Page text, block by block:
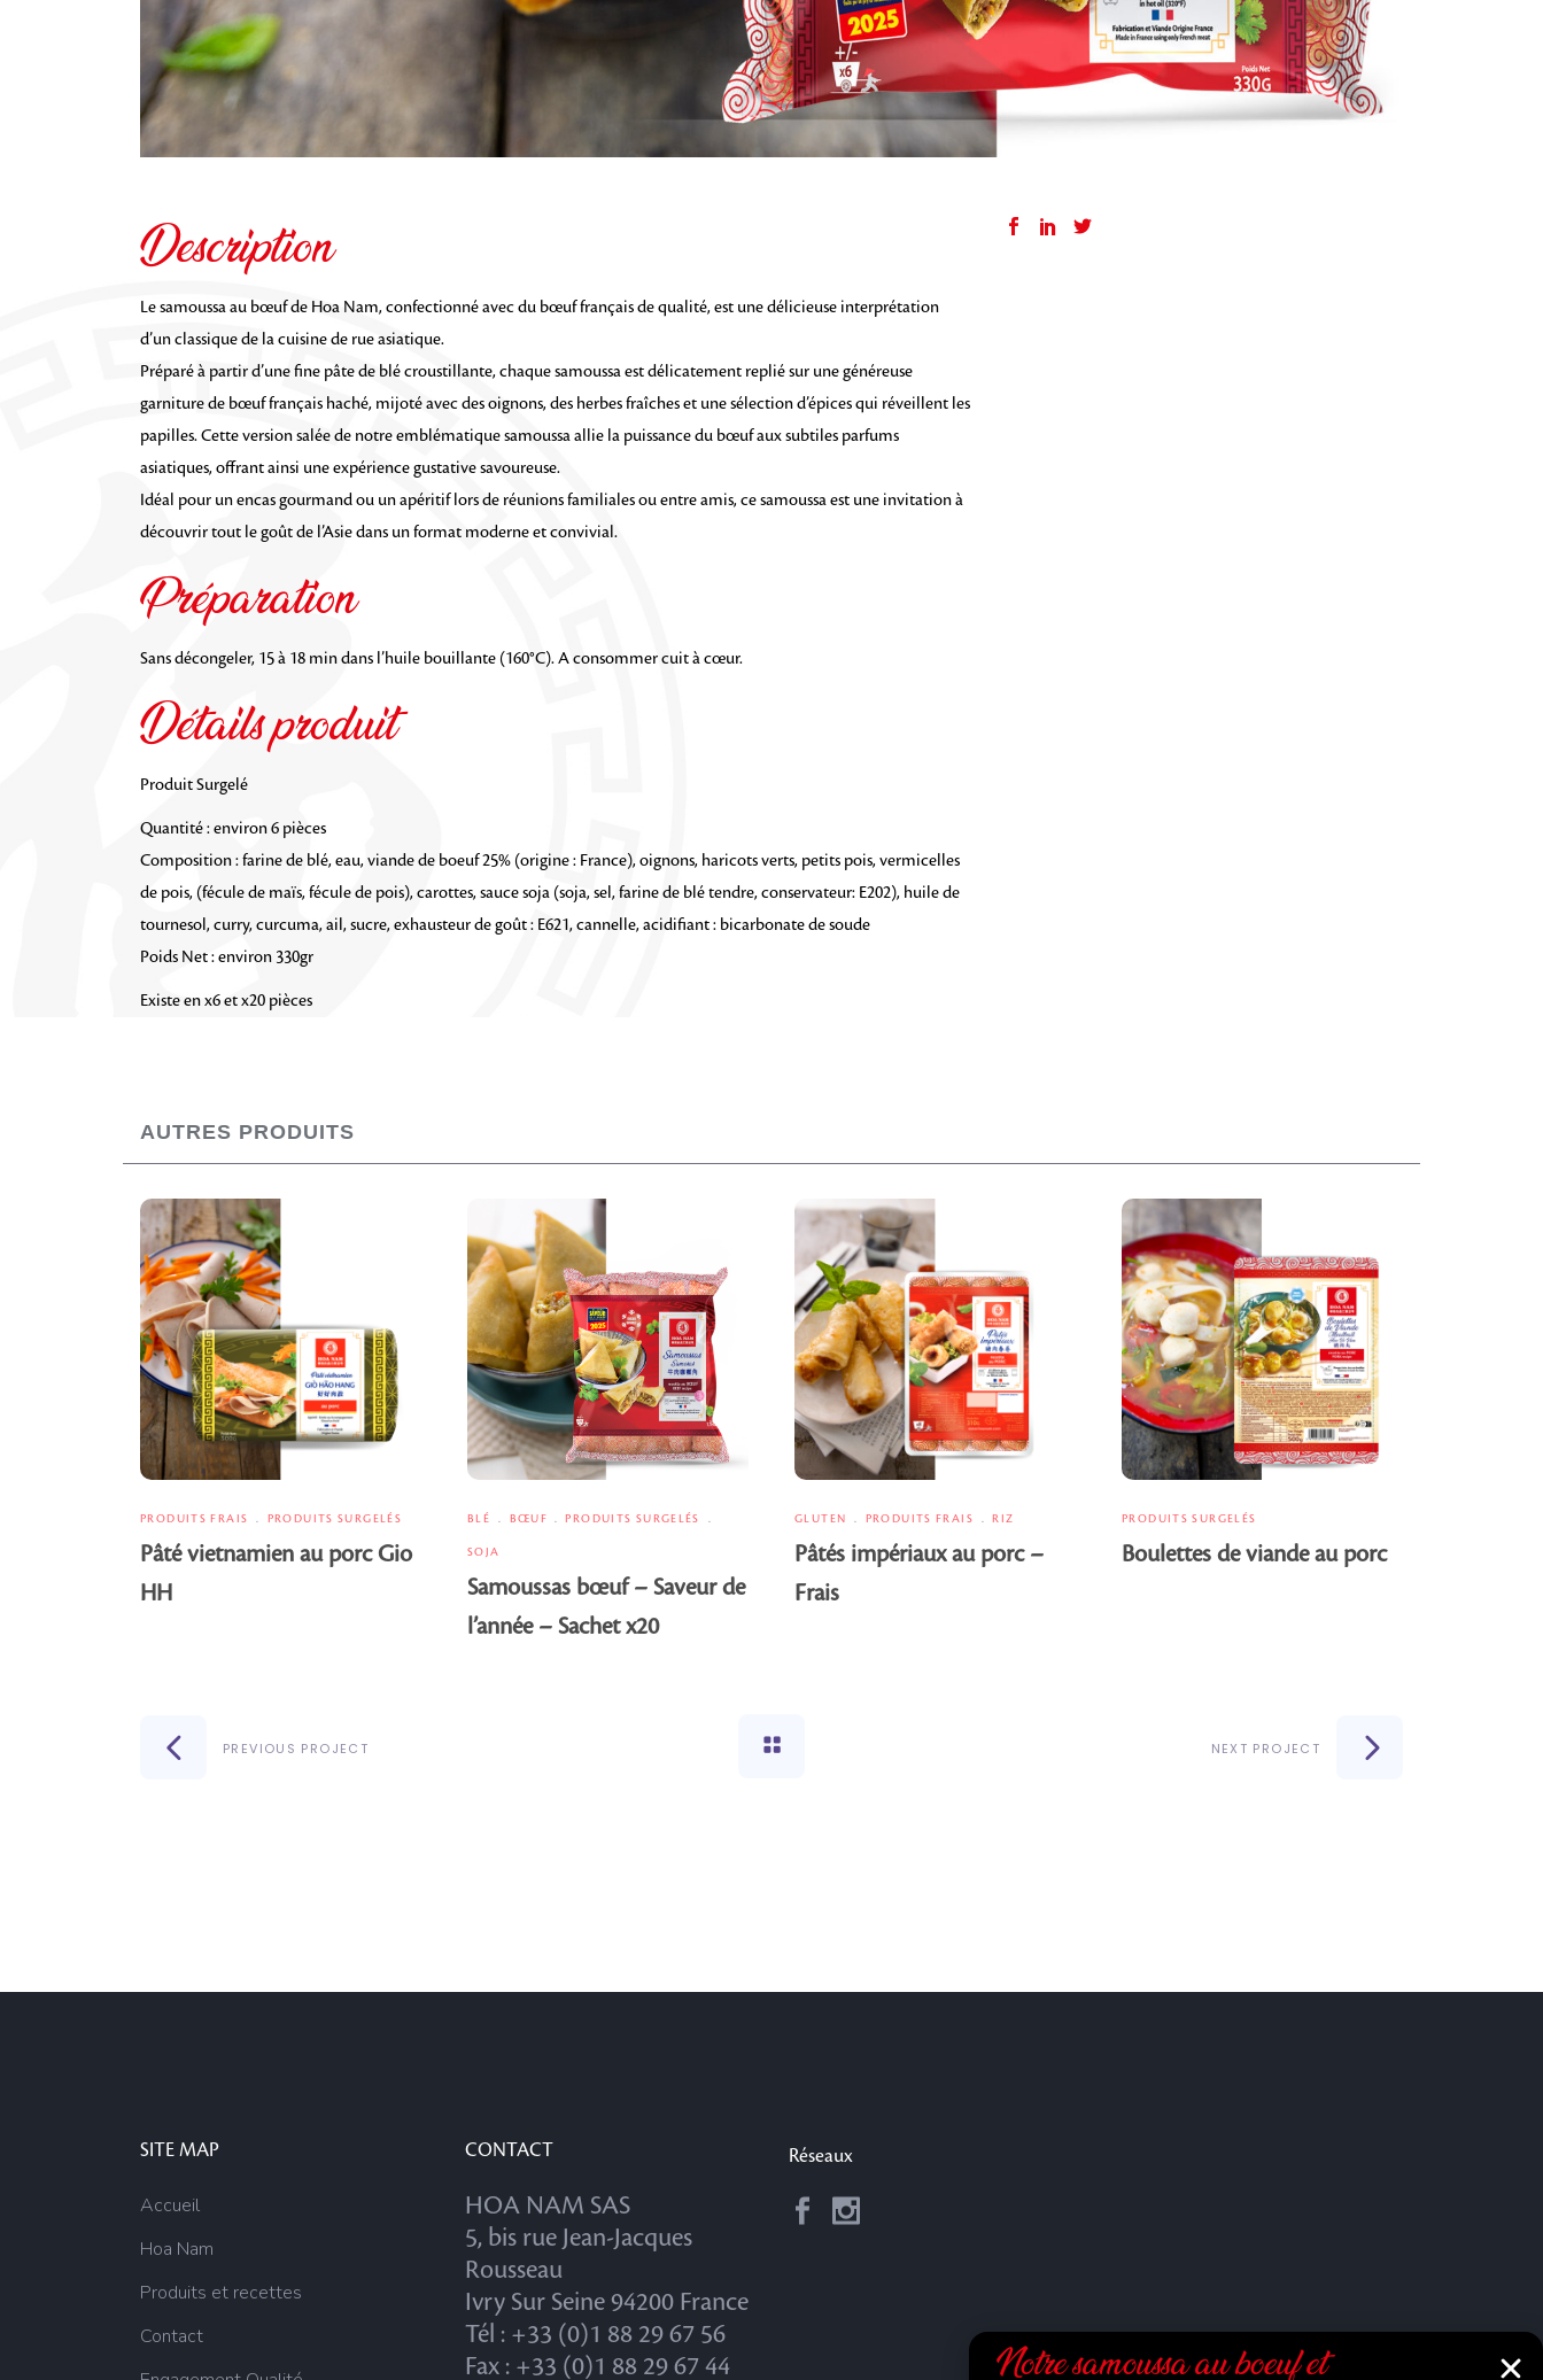
Description
Le samoussa au bœuf de Hoa Nam, confectionné avec du bœuf français de qualité, est une délicieuse interprétation
d’un classique de la cuisine de rue asiatique.
Préparé à partir d’une fine pâte de blé croustillante, chaque samoussa est délicatement replié sur une généreuse
garniture de bœuf français haché, mijoté avec des oignons, des herbes fraîches et une sélection d’épices qui réveillent les
papilles. Cette version salée de notre emblématique samoussa allie la puissance du bœuf aux subtiles parfums
asiatiques, offrant ainsi une expérience gustative savoureuse.
Idéal pour un encas gourmand ou un apéritif lors de réunions familiales ou entre amis, ce samoussa est une invitation à
découvrir tout le goût de l’Asie dans un format moderne et convivial.
Préparation
Sans décongeler, 15 à 18 min dans l’huile bouillante (160°C). A consommer cuit à cœur.
Détails produit
Produit Surgelé
Quantité : environ 6 pièces
Composition : farine de blé, eau, viande de boeuf 25% (origine : France), oignons, haricots verts, petits pois, vermicelles
de pois, (fécule de maïs, fécule de pois), carottes, sauce soja (soja, sel, farine de blé tendre, conservateur: E202), huile de
tournesol, curry, curcuma, ail, sucre, exhausteur de goût : E621, cannelle, acidifiant : bicarbonate de soude
Poids Net : environ 330gr
Existe en x6 et x20 pièces
AUTRES PRODUITS
PRODUITS FRAIS PRODUITS SURGELÉS
Pâté vietnamien au porc Gio
HH
BLÉ BŒUF PRODUITS SURGELÉS
SOJA
Samoussas bœuf – Saveur de
l’année – Sachet x20
GLUTEN PRODUITS FRAIS RIZ
Pâtés impériaux au porc –
Frais
PRODUITS SURGELÉS
Boulettes de viande au porc
PREVIOUS PROJECT NEXT PROJECT
SITE MAP
Accueil
Hoa Nam
Produits et recettes
Contact
CONTACT
HOA NAM SAS
5, bis rue Jean-Jacques
Rousseau
Ivry Sur Seine 94200 France
Tél : +33 (0)1 88 29 67 56
Fax : +33 (0)1 88 29 67 44
Réseaux
Notre samoussa au bœuf et